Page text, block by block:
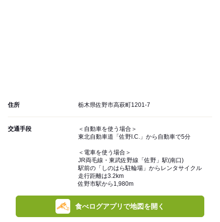
住所 栃木県佐野市高萩町1201-7
交通手段
＜自動車を使う場合＞
東北自動車道「佐野I.C.」から自動車で5分
＜電車を使う場合＞
JR両毛線・東武佐野線「佐野」駅(南口)
駅前の「しのはら駐輪場」からレンタサイクル
走行距離は3.2km
佐野市駅から1,980m
食べログアプリで地図を開く